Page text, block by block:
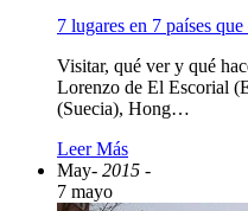
7 lugares en 7 países
Visitar, qué ver y qué
Lorenzo de El Escorial
(Suecia), Hong…
Leer Más
May- 2015 -
7 mayo